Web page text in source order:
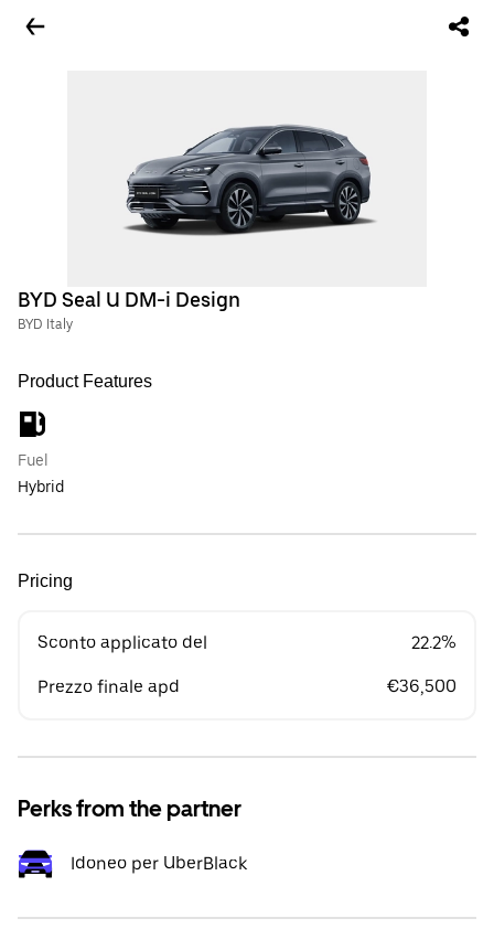
BYD Seal U DM-i Design
BYD Italy
Product Features
Fuel
Hybrid
Pricing
Sconto applicato del 22.2%
Prezzo finale apd €36,500
Perks from the partner
Idoneo per UberBlack